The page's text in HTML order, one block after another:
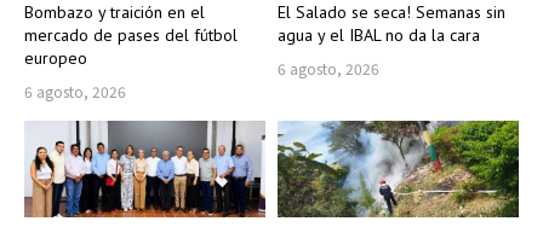
Bombazo y traición en el
mercado de pases del fútbol
europeo
6 agosto, 2026
El Salado se seca! Semanas sin
agua y el IBAL no da la cara
6 agosto, 2026